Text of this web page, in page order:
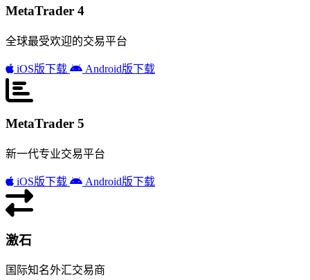
MetaTrader 4
全球最受欢迎的交易平台
iOS版下载 Android版下载
MetaTrader 5
新一代专业交易平台
iOS版下载 Android版下载
激石
国际知名外汇交易商